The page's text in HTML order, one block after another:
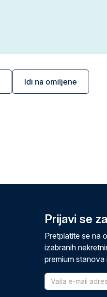
Idi na omiljene
Prijavi se
Pretplatite se na
izabranih
premium stanova
Email